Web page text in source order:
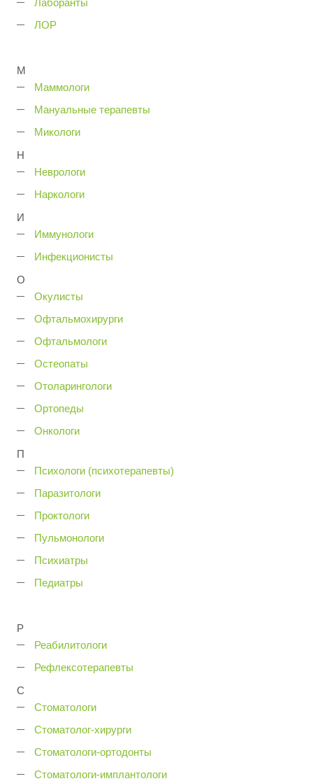
Лаборанты
ЛОР
М
Маммологи
Мануальные терапевты
Микологи
Н
Неврологи
Наркологи
И
Иммунологи
Инфекционисты
О
Окулисты
Офтальмохирурги
Офтальмологи
Остеопаты
Отоларингологи
Ортопеды
Онкологи
П
Психологи (психотерапевты)
Паразитологи
Проктологи
Пульмонологи
Психиатры
Педиатры
Р
Реабилитологи
Рефлексотерапевты
С
Стоматологи
Стоматолог-хирурги
Стоматологи-ортодонты
Стоматологи-имплантологи